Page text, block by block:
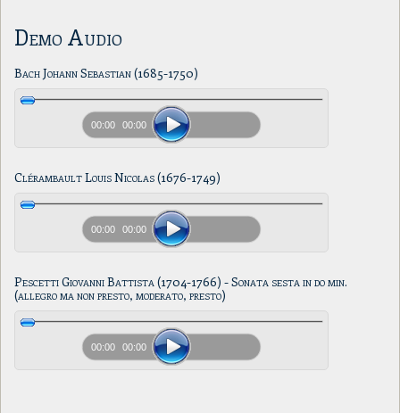
Demo Audio
Bach Johann Sebastian (1685-1750)
00:00 00:00
Clérambault Louis Nicolas (1676-1749)
00:00 00:00
Pescetti Giovanni Battista (1704-1766) - Sonata sesta in do min.
(allegro ma non presto, moderato, presto)
00:00 00:00